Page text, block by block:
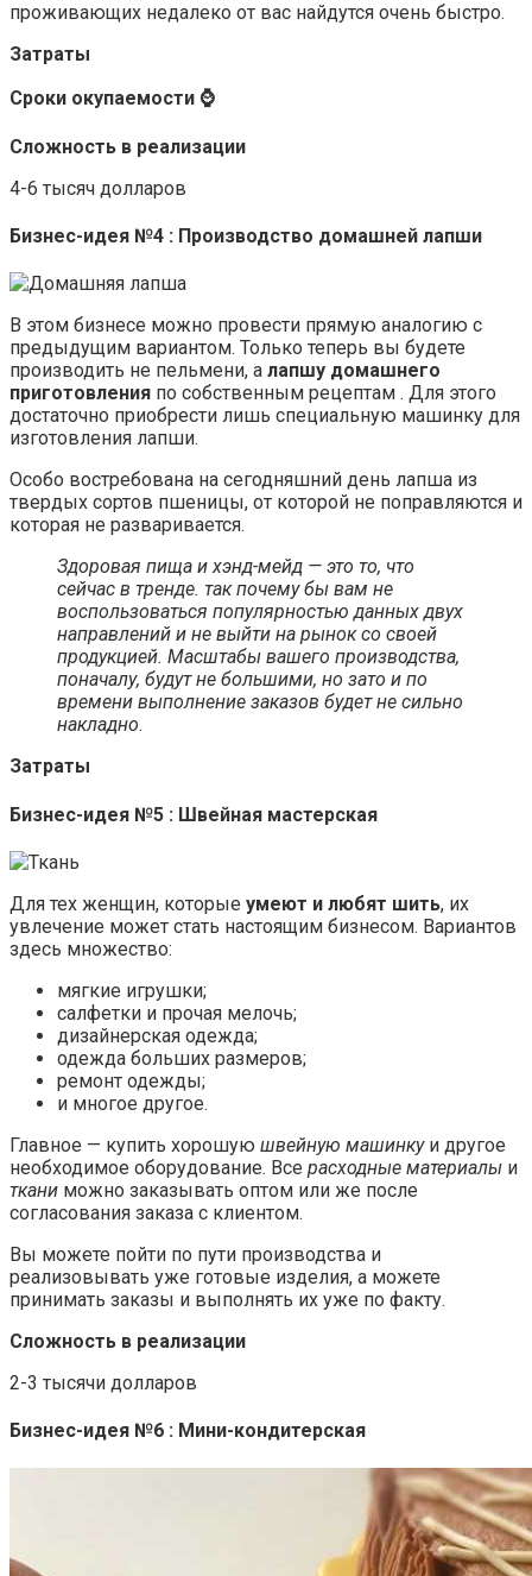
проживающих недалеко от вас найдутся очень быстро.
Затраты
Сроки окупаемости ⌚
Сложность в реализации
4-6 тысяч долларов
Бизнес-идея №4 : Производство домашней лапши
В этом бизнесе можно провести прямую аналогию с
предыдущим вариантом. Только теперь вы будете
производить не пельмени, а лапшу домашнего
приготовления по собственным рецептам . Для этого
достаточно приобрести лишь специальную машинку для
изготовления лапши.
Особо востребована на сегодняшний день лапша из
твердых сортов пшеницы, от которой не поправляются и
которая не разваривается.
Здоровая пища и хэнд-мейд — это то, что
сейчас в тренде. так почему бы вам не
воспользоваться популярностью данных двух
направлений и не выйти на рынок со своей
продукцией. Масштабы вашего производства,
поначалу, будут не большими, но зато и по
времени выполнение заказов будет не сильно
накладно.
Затраты
Бизнес-идея №5 : Швейная мастерская
Для тех женщин, которые умеют и любят шить, их
увлечение может стать настоящим бизнесом. Вариантов
здесь множество:
мягкие игрушки;
салфетки и прочая мелочь;
дизайнерская одежда;
одежда больших размеров;
ремонт одежды;
и многое другое.
Главное — купить хорошую швейную машинкуи другое
необходимое оборудование. Все расходные материалы и
ткани можно заказывать оптом или же после
согласования заказа с клиентом.
Вы можете пойти по пути производства и
реализовывать уже готовые изделия, а можете
принимать заказы и выполнять их уже по факту.
Сложность в реализации
2-3 тысячи долларов
Бизнес-идея №6 : Мини-кондитерская